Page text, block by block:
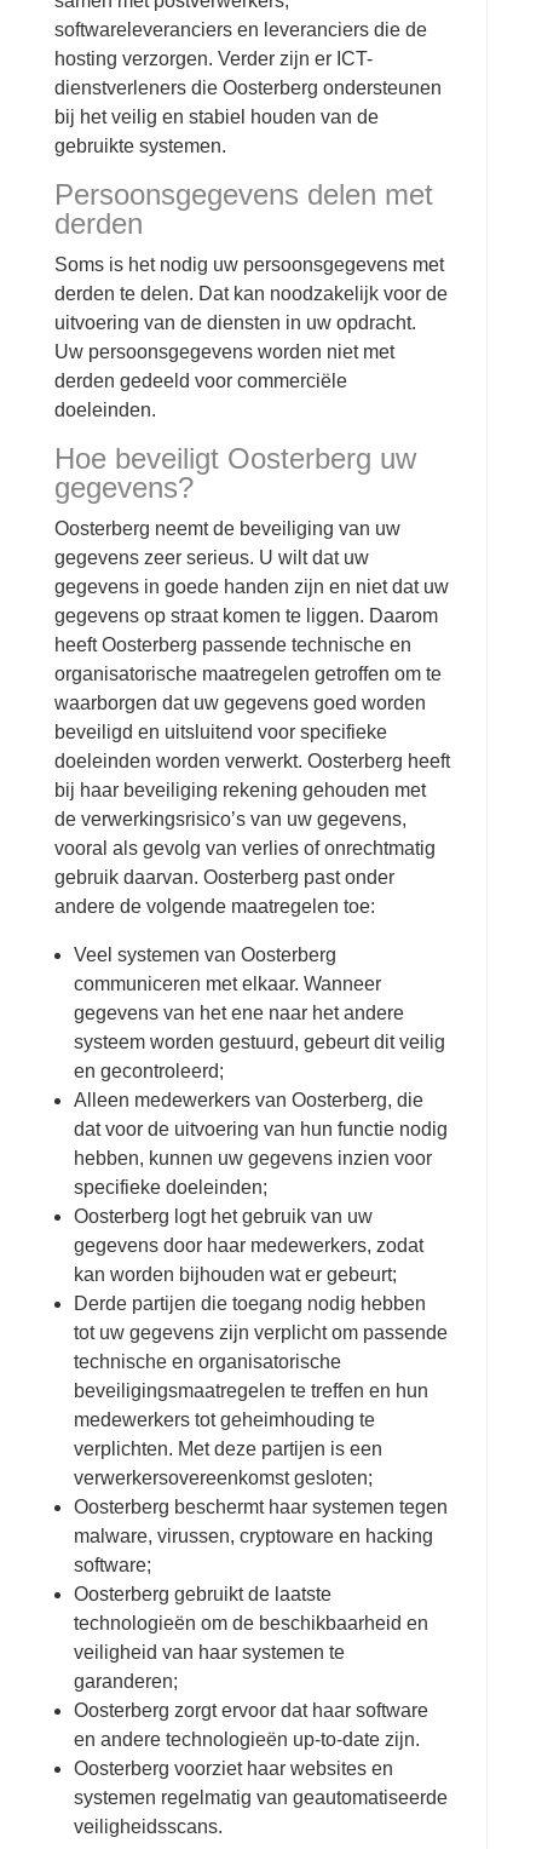
softwareleveranciers en leveranciers die de
hosting verzorgen. Verder zijn er ICT-
dienstverleners die Oosterberg ondersteunen
bij het veilig en stabiel houden van de
gebruikte systemen.
Persoonsgegevens delen met
derden
Soms is het nodig uw persoonsgegevens met
derden te delen. Dat kan noodzakelijk voor de
uitvoering van de diensten in uw opdracht.
Uw persoonsgegevens worden niet met
derden gedeeld voor commerciële
doeleinden.
Hoe beveiligt Oosterberg uw
gegevens?
Oosterberg neemt de beveiliging van uw
gegevens zeer serieus. U wilt dat uw
gegevens in goede handen zijn en niet dat uw
gegevens op straat komen te liggen. Daarom
heeft Oosterberg passende technische en
organisatorische maatregelen getroffen om te
waarborgen dat uw gegevens goed worden
beveiligd en uitsluitend voor specifieke
doeleinden worden verwerkt. Oosterberg heeft
bij haar beveiliging rekening gehouden met
de verwerkingsrisico’s van uw gegevens,
vooral als gevolg van verlies of onrechtmatig
gebruik daarvan. Oosterberg past onder
andere de volgende maatregelen toe:
Veel systemen van Oosterberg
communiceren met elkaar. Wanneer
gegevens van het ene naar het andere
systeem worden gestuurd, gebeurt dit veilig
en gecontroleerd;
Alleen medewerkers van Oosterberg, die
dat voor de uitvoering van hun functie nodig
hebben, kunnen uw gegevens inzien voor
specifieke doeleinden;
Oosterberg logt het gebruik van uw
gegevens door haar medewerkers, zodat
kan worden bijhouden wat er gebeurt;
Derde partijen die toegang nodig hebben
tot uw gegevens zijn verplicht om passende
technische en organisatorische
beveiligingsmaatregelen te treffen en hun
medewerkers tot geheimhouding te
verplichten. Met deze partijen is een
verwerkersovereenkomst gesloten;
Oosterberg beschermt haar systemen tegen
malware, virussen, cryptoware en hacking
software;
Oosterberg gebruikt de laatste
technologieën om de beschikbaarheid en
veiligheid van haar systemen te
garanderen;
Oosterberg zorgt ervoor dat haar software
en andere technologieën up-to-date zijn.
Oosterberg voorziet haar websites en
systemen regelmatig van geautomatiseerde
veiligheidsscans.